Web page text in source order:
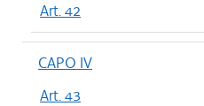
Art. 42
CAPO IV
Art. 43